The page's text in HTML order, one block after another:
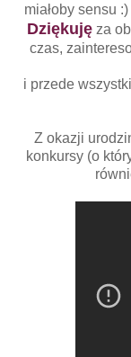
miałoby sensu
Dziękujęza
czas,
i przede
Z okazji
konkursy (o